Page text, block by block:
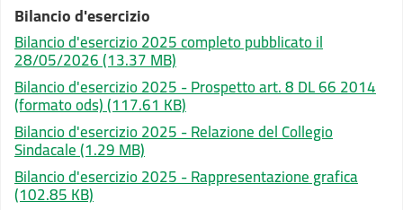
Bilancio d'esercizio
Bilancio d'esercizio 2025 completo pubblicato il
28/05/2026(13.37 MB)
Bilancio d'esercizio 2025 - Prospetto art. 8 DL 66 2014
(formato ods)(117.61 KB)
Bilancio d'esercizio 2025 - Relazione del Collegio
Sindacale(1.29 MB)
Bilancio d'esercizio 2025 - Rappresentazione grafica
(102.85 KB)